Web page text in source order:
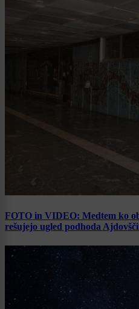
FOTO in VIDEO: Medtem ko
rešujejo ugled podhoda